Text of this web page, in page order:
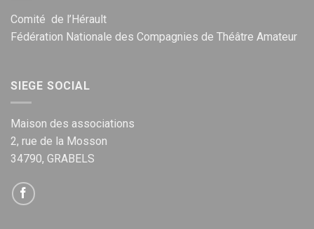
Comité de l’Hérault
Fédération Nationale des Compagnies de Théâtre Amateur
SIEGE SOCIAL
Maison des associations
2, rue de la Mosson
34790, GRABELS